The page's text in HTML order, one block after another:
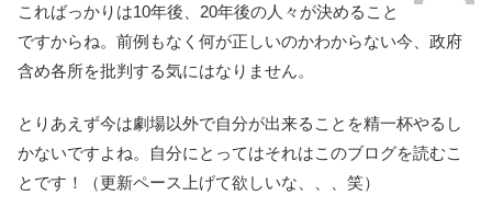
こればっかりは10年後、20年後の人々が決めること
ですからね。前例もなく何が正しいのかわからない今、政府
含め各所を批判する気にはなりません。
とりあえず今は劇場以外で自分が出来ることを精一杯やるし
かないですよね。自分にとってはそれはこのブログを読むこ
とです！（更新ペース上げて欲しいな、、、笑）